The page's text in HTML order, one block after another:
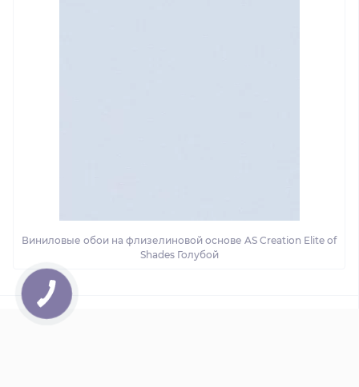
Виниловые обои на флизелиновой основе AS Creation Elite of
Shades Голубой